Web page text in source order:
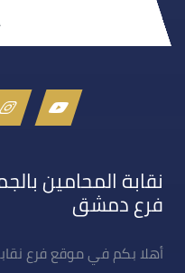
نقابة المحامين
فرع دمشق
أهلا بكم في موقع فرع